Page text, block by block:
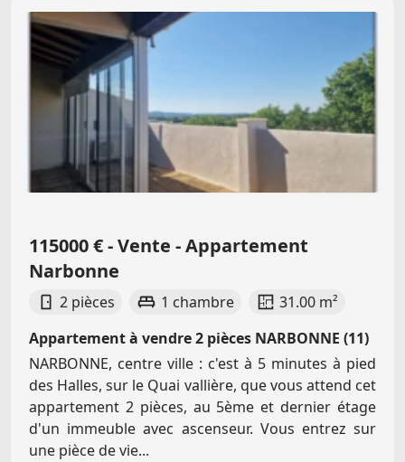
115000 € - Vente - Appartement
Narbonne
2 pièces 1 chambre
31.00 m²
Appartement à vendre 2 pièces NARBONNE (11)
NARBONNE, centre ville : c'est à 5 minutes à pied
des Halles, sur le Quai vallière, que vous attend cet
appartement 2 pièces, au 5ème et dernier étage
d'un immeuble avec ascenseur. Vous entrez sur
une pièce de vie...